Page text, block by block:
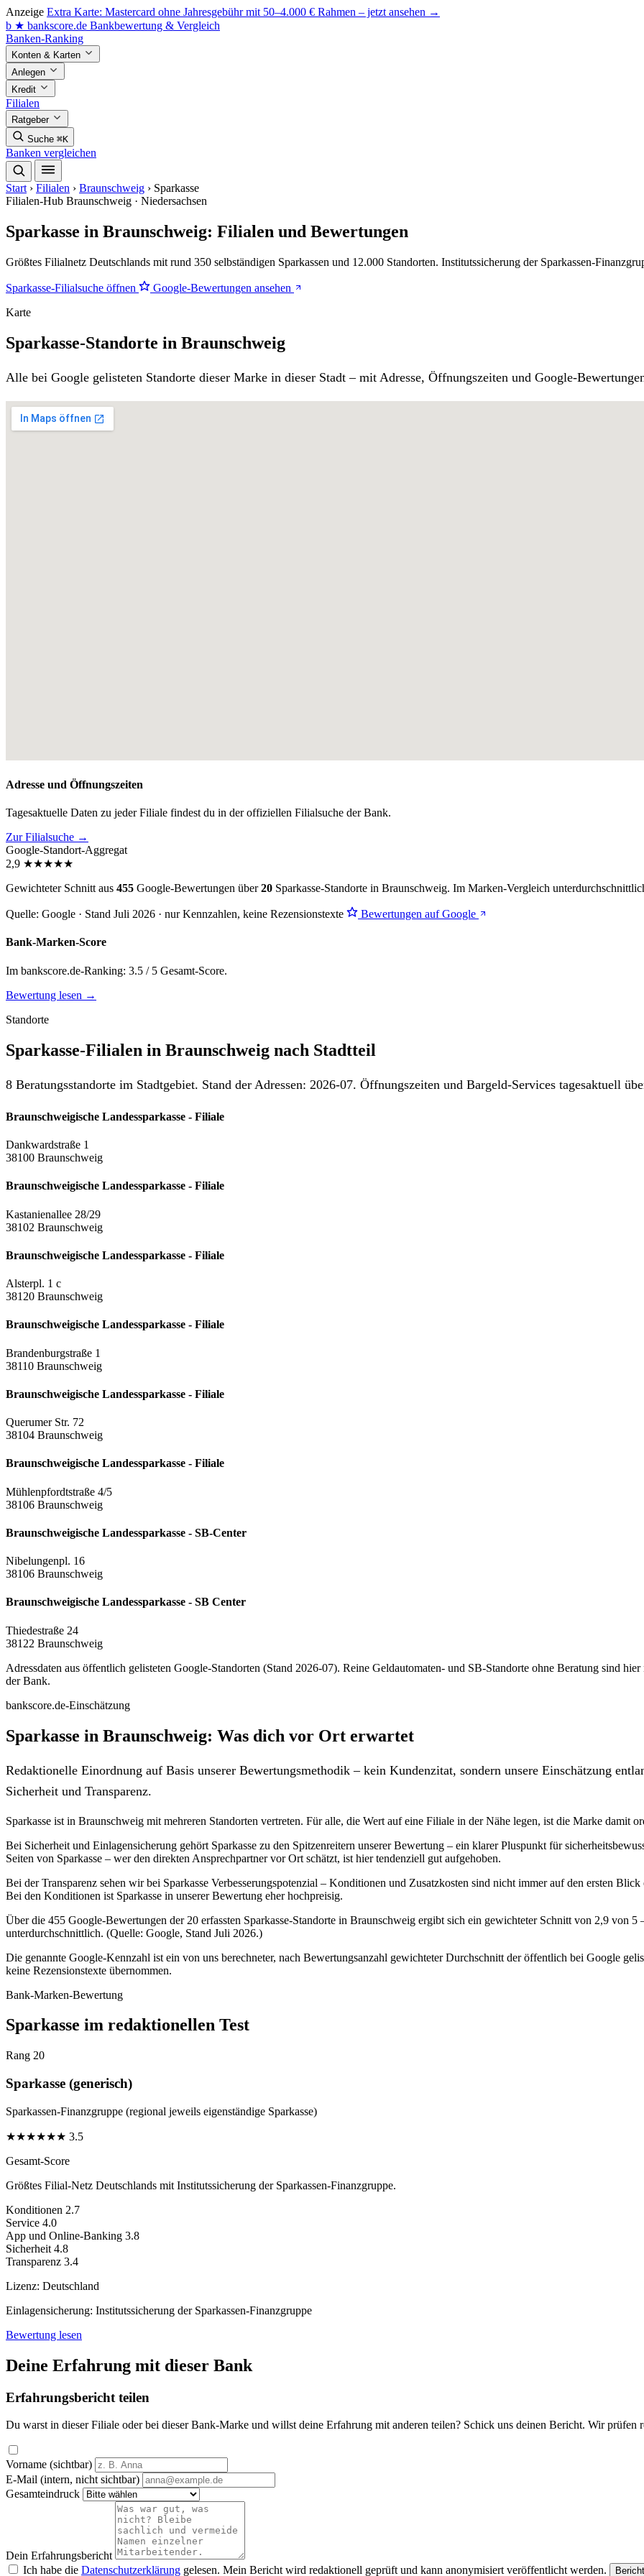
Anzeige Extra Karte: Mastercard ohne Jahresgebühr mit 50–4.000 € Rahmen – jetzt ansehen →
b ★ bankscore.de Bankbewertung & Vergleich
Banken-Ranking
Konten & Karten
Anlegen
Kredit
Filialen
Ratgeber
Suche ⌘K
Banken vergleichen
Start › Filialen › Braunschweig › Sparkasse
Filialen-Hub Braunschweig · Niedersachsen
Sparkasse in Braunschweig: Filialen und Bewertungen
Größtes Filialnetz Deutschlands mit rund 350 selbständigen Sparkassen und 12.000 Standorten. Institutssicherung der Sparkassen-
Sparkasse-Filialsuche öffnen
Google-Bewertungen ansehen
Karte
Sparkasse-Standorte in Braunschweig
Alle bei Google gelisteten Standorte dieser Marke in dieser Stadt – mit Adresse, Öffnungszeiten und Google-
Adresse und Öffnungszeiten
Tagesaktuelle Daten zu jeder Filiale findest du in der offiziellen Filialsuche der Bank.
Zur Filialsuche →
Google-Standort-Aggregat
2,9 ★★★★★
Gewichteter Schnitt aus 455 Google-Bewertungen über20 Sparkasse-Standorte in Braunschweig. Im Marken-Vergleich
Quelle: Google · Stand Juli 2026 · nur Kennzahlen, keine Rezensionstexte Bewertungen auf Google
Bank-Marken-Score
Im bankscore.de-Ranking: 3.5 / 5 Gesamt-Score.
Bewertung lesen →
Standorte
Sparkasse-Filialen in Braunschweig nach Stadtteil
8 Beratungsstandorte im Stadtgebiet. Stand der Adressen: 2026-07. Öffnungszeiten und Bargeld-Services tagesaktuell
Braunschweigische Landessparkasse - Filiale
Dankwardstraße 1
38100 Braunschweig
Braunschweigische Landessparkasse - Filiale
Kastanienallee 28/29
38102 Braunschweig
Braunschweigische Landessparkasse - Filiale
Alsterpl. 1 c
38120 Braunschweig
Braunschweigische Landessparkasse - Filiale
Brandenburgstraße 1
38110 Braunschweig
Braunschweigische Landessparkasse - Filiale
Querumer Str. 72
38104 Braunschweig
Braunschweigische Landessparkasse - Filiale
Mühlenpfordtstraße 4/5
38106 Braunschweig
Braunschweigische Landessparkasse - SB-Center
Nibelungenpl. 16
38106 Braunschweig
Braunschweigische Landessparkasse - SB Center
Thiedestraße 24
38122 Braunschweig
Adressdaten aus öffentlich gelisteten Google-Standorten (Stand 2026-07). Reine Geldautomaten- und SB-Standorte ohne Beratung sind
der Bank.
bankscore.de-Einschätzung
Sparkasse in Braunschweig: Was dich vor Ort erwartet
Redaktionelle Einordnung auf Basis unserer Bewertungsmethodik – kein Kundenzitat, sondern unsere Einschätzung
Sicherheit und Transparenz.
Sparkasse ist in Braunschweig mit mehreren Standorten vertreten. Für alle, die Wert auf eine Filiale in der Nähe legen, ist die Marke damit
Bei Sicherheit und Einlagensicherung gehört Sparkasse zu den Spitzenreitern unserer Bewertung – ein klarer Pluspunkt für
Seiten von Sparkasse – wer den direkten Ansprechpartner vor Ort schätzt, ist hier tendenziell gut aufgehoben.
Bei der Transparenz sehen wir bei Sparkasse Verbesserungspotenzial – Konditionen und Zusatzkosten sind nicht immer auf den ersten
Bei den Konditionen ist Sparkasse in unserer Bewertung eher hochpreisig.
Über die 455 Google-Bewertungen der 20 erfassten Sparkasse-Standorte in Braunschweig ergibt sich ein gewichteter Schnitt von 2,9 von
unterdurchschnittlich. (Quelle: Google, Stand Juli 2026.)
Die genannte Google-Kennzahl ist ein von uns berechneter, nach Bewertungsanzahl gewichteter Durchschnitt der öffentlich bei Google
keine Rezensionstexte übernommen.
Bank-Marken-Bewertung
Sparkasse im redaktionellen Test
Rang 20
Sparkasse (generisch)
Sparkassen-Finanzgruppe (regional jeweils eigenständige Sparkasse)
★★★★★★ 3.5
Gesamt-Score
Größtes Filial-Netz Deutschlands mit Institutssicherung der Sparkassen-Finanzgruppe.
Konditionen 2.7
Service 4.0
App und Online-Banking 3.8
Sicherheit 4.8
Transparenz 3.4
Lizenz: Deutschland
Einlagensicherung: Institutssicherung der Sparkassen-Finanzgruppe
Bewertung lesen
Deine Erfahrung mit dieser Bank
Erfahrungsbericht teilen
Du warst in dieser Filiale oder bei dieser Bank-Marke und willst deine Erfahrung mit anderen teilen? Schick uns deinen Bericht. Wir
Vorname (sichtbar)
E-Mail (intern, nicht sichtbar)
Gesamteindruck
Dein Erfahrungsbericht
Ich habe die Datenschutzerklärung gelesen. Mein Bericht wird redaktionell geprüft und kann anonymisiert veröffentlicht werden.